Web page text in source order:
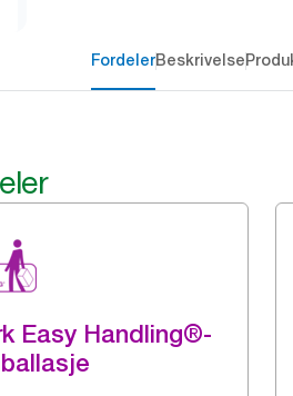
FordelerBeskrivelse
Easy Handling®-